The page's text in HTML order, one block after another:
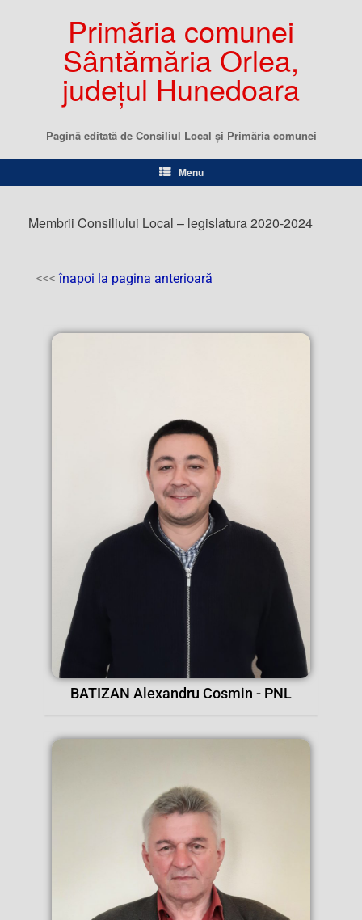
Primăria comunei
Sântămăria Orlea,
județul Hunedoara
Pagină editată de Consiliul Local şi Primăria comunei
Menu
Membrii Consiliului Local – legislatura 2020-2024
<<<înapoi la pagina anterioară
BATIZAN Alexandru Cosmin - PNL